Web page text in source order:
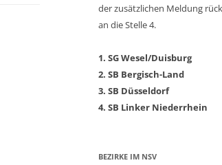
der zusätzlichen Meldung
an die Stelle 4.
1. SG Wesel/Duisburg
2. SB Bergisch-Land
3. SB Düsseldorf
4. SB Linker Niederrhein
BEZIRKE IM NSV